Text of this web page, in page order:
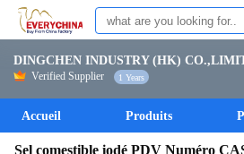
DINGCHEN INDUSTRY (HK)
Verified Supplier 1 Years
Accueil Produits
Sel comestible iodé PDV Numéro